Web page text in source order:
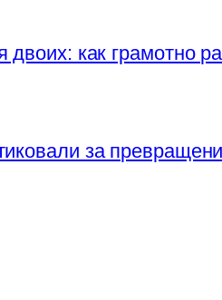
двоих: как грамотно
за